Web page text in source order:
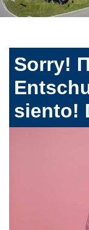
Sorry!
siento!